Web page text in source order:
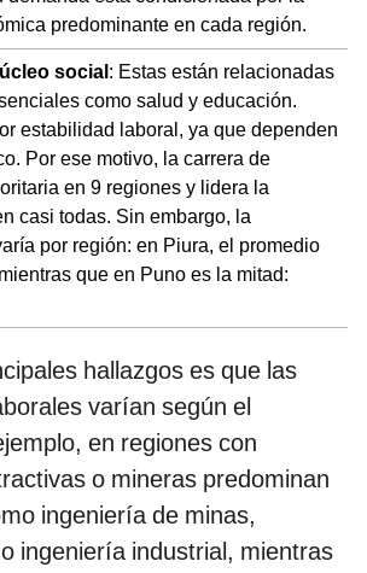
predominante en cada región.
social: Estas están relacionadas
como salud y educación.
estabilidad laboral, ya que dependen
Por ese motivo, la carrera de
en 9 regiones y lidera la
casi todas. Sin embargo, la
por región: en Piura, el promedio
que en Puno es la mitad:
hallazgos es que las
varían según el
en regiones con
o mineras predominan
ingeniería de minas,
ingeniería industrial, mientras